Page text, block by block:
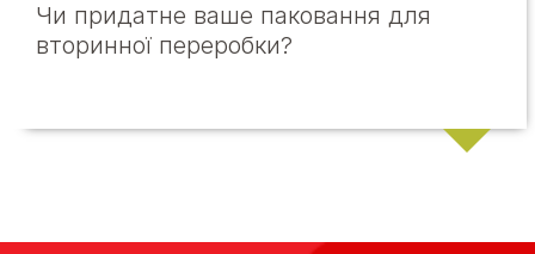
Чи придатне ваше паковання для
вторинної переробки?